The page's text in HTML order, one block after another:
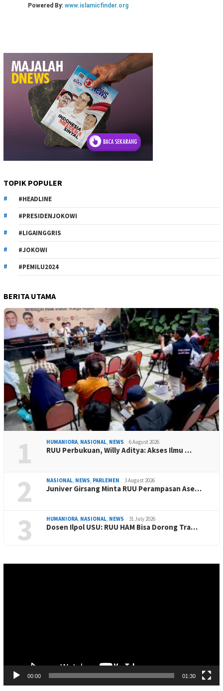
TOPIK POPULER
#HEADLINE
#PRESIDENJOKOWI
#LIGAINGGRIS
#JOKOWI
#PEMILU2024
BERITA UTAMA
1 HUMANIORA NASIONAL NEWS 6 August 2026
RUU Perbukuan, Willy Aditya: Akses Ilmu …
2 NASIONAL NEWS PARLEMEN 3 August 2026
Juniver Girsang Minta RUU Perampasan Ase…
3 HUMANIORA NASIONAL NEWS 31 July 2026
Dosen Ilpol USU: RUU HAM Bisa Dorong Tra…
00:00 01:30